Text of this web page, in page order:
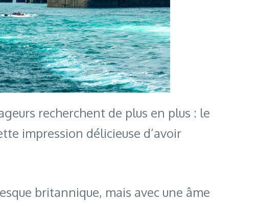
recherchent de plus en plus : le
impression délicieuse d’avoir
britannique, mais avec une âme